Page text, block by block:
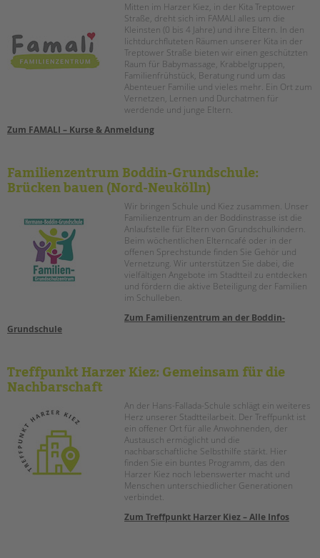
unkuerzbar
Briefe an Kai
KONTAKT
Datenschutz
Hinweisgebersystem
Mitten im Harzer Kiez, in der Kita Treptower
Straße, dreht sich im FAMALI alles um die
Kleinsten (0 bis 4 Jahre) und ihre Eltern. In den
lichtdurchfluteten Räumen unserer Kita in der
Treptower Straße bieten wir einen geschützten
Raum für Babymassage, Krabbelgruppen,
Familienfrühstück, Beratung rund um das
Abenteuer Familie und vieles mehr. Ein Ort zum
Vernetzen, Lernen und Durchatmen für
werdende und junge Eltern.
Zum FAMALI – Kurse & Anmeldung
Familienzentrum Boddin-Grundschule:
Brücken bauen (Nord-Neukölln)
Wir bringen Schule und Kiez zusammen. Unser
Familienzentrum an der Boddinstrasse ist die
Anlaufstelle für Eltern von Grundschulkindern.
Beim wöchentlichen Elterncafé oder in der
offenen Sprechstunde finden Sie Gehör und
Vernetzung. Wir unterstützen Sie dabei, die
vielfältigen Angebote im Stadtteil zu entdecken
und fördern die aktive Beteiligung der Familien
im Schulleben.
Zum Familienzentrum an der Boddin-
Grundschule
Treffpunkt Harzer Kiez: Gemeinsam für die
Nachbarschaft
An der Hans-Fallada-Schule schlägt ein weiteres
Herz unserer Stadtteilarbeit. Der Treffpunkt ist
ein offener Ort für alle Anwohnenden, der
Austausch ermöglicht und die
nachbarschaftliche Selbsthilfe stärkt. Hier
finden Sie ein buntes Programm, das den
Harzer Kiez noch lebenswerter macht und
Menschen unterschiedlicher Generationen
verbindet.
Zum Treffpunkt Harzer Kiez – Alle Infos